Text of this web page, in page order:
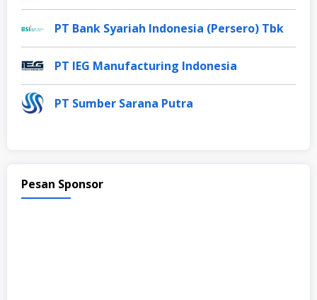
PT Bank Syariah Indonesia (Persero) Tbk
PT IEG Manufacturing Indonesia
PT Sumber Sarana Putra
Pesan Sponsor